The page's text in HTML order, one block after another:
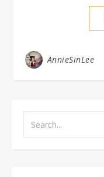
AnnieSinLee